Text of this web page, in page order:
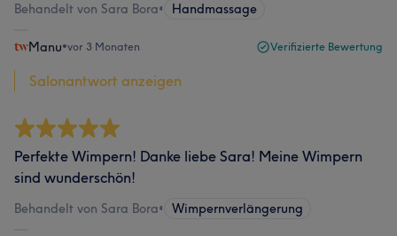
Behandelt von Sara Bora• Handmassage
Manu•vor 3 Monaten Verifizierte Bewertung
Salonantwort anzeigen
Perfekte Wimpern! Danke liebe Sara! Meine Wimpern
sind wunderschön!
Behandelt von Sara Bora• Wimpernverlängerung